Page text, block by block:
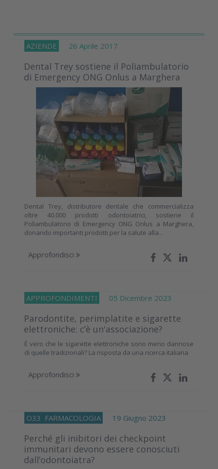
AZIENDE 26 Aprile 2017
Dental Trey sostiene il Poliambulatorio
di Emergency ONG Onlus a Marghera
Dental Trey, distributore dentale che commercializza
oltre 40.000 prodotti odontoiatrici, sostiene il
Poliambulatorio di Emergency ONG Onlus a Marghera,
donando importanti prodotti per la salute alla...
Approfondisci
APPROFONDIMENTI 05 Dicembre 2023
Parodontite, perimplatite e sigarette
elettroniche: c’è un'associazione?
È vero che le sigarette elettroniche sono meno dannose
di quelle tradizionali? La risposta da una ricerca italiana
Approfondisci
O33 FARMACOLOGIA 19 Giugno 2023
Perché gli inibitori dei checkpoint
immunitari devono essere conosciuti
dall’odontoiatra?